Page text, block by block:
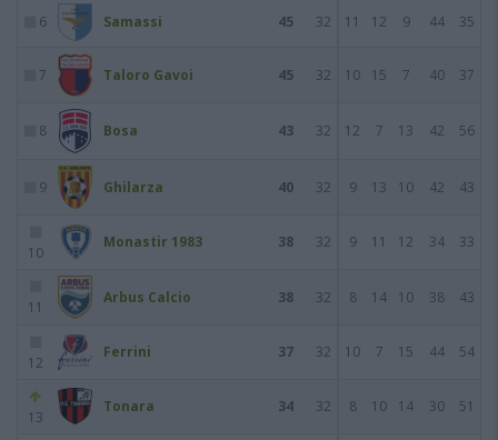
6 Samassi 45 32 11 12 9 44 35
7 Taloro Gavoi 45 32 10 15 7 40 37
8 Bosa 43 32 12 7 13 42 56
9 Ghilarza 40 32 9 13 10 42 43
10
Monastir 1983 38 32 9 11 12 34 33
11
Arbus Calcio 38 32 8 14 10 38 43
12
Ferrini 37 32 10 7 15 44 54
13
Tonara 34 32 8 10 14 30 51